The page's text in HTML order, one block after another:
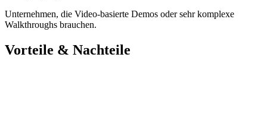
Unternehmen, die Video-basierte Demos oder sehr komplexe
Walkthroughs brauchen.
Vorteile & Nachteile